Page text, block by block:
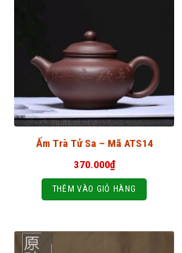
Ấm Trà Tử Sa – Mã ATS14
370.000₫
THÊM VÀO GIỎ HÀNG